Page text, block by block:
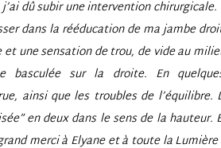
dû subir une intervention
dans la rééducation de ma jambe
et une sensation de trou, de vide au
basculée sur la droite. En
ainsi que les troubles de
en deux dans le sens de la hauteur.
merci à Elyane et à toute la